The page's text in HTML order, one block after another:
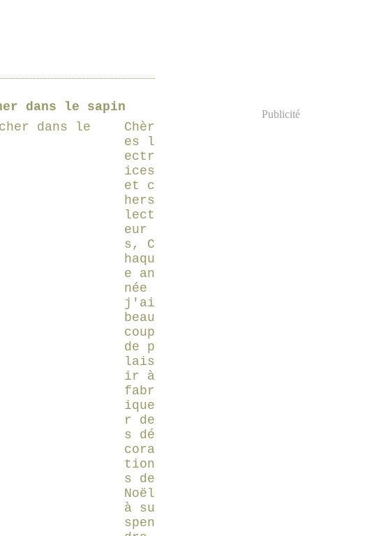
dans le sapin
Chèr
es l
ectr
ices
et c
hers
lect
eur
s, C
haqu
e an
née
j'ai
beau
coup
de p
lais
ir à
fabr
ique
r de
s dé
cora
tion
s de
Noël
à su
spen
Publicité